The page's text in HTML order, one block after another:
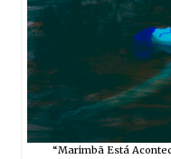
“Marimbã Está